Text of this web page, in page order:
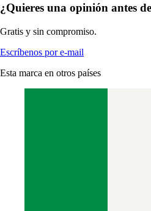
¿Quieres una opinión antes
Gratis y sin compromiso.
Escríbenos por e-mail
Esta marca en otros países